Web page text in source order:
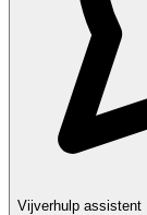
Vijverhulp assistent